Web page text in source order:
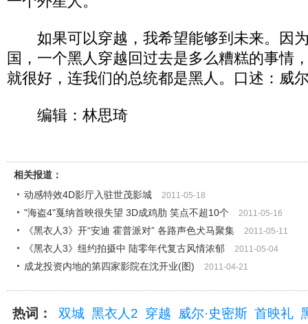
如果可以穿越，我希望能够到未来。因
国，一个黑人穿越回过去是多么糟糕的事情
就很好，连我们的总统都是黑人。口述：威
编辑：林思琦
相关报道：
动感特效4D影厅入驻世茂影城
2011-05-18
"海盗4"戛纳首映很失望 3D成鸡肋 笑点不超10个 2011-05-16
《黑衣人3》开“安迪 霍普派对” 各路声色犬马聚集 2011-05-11
《黑衣人3》纽约拍摄中 陆零年代复古风情浓郁 2011-05-04
成龙投资内地的第四家影院在沈开业(图) 2011-04-21
热词： 双城 黑衣人2 穿越 威尔·史密斯 首映礼